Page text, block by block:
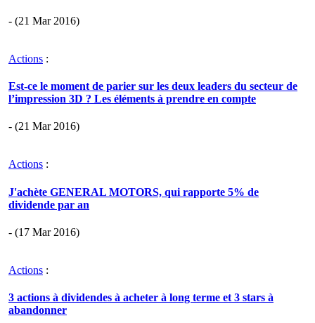
- (21 Mar 2016)
Actions :
Est-ce le moment de parier sur les deux leaders du secteur de
l’impression 3D ? Les éléments à prendre en compte
- (21 Mar 2016)
Actions :
J'achète GENERAL MOTORS, qui rapporte 5% de
dividende par an
- (17 Mar 2016)
Actions :
3 actions à dividendes à acheter à long terme et 3 stars à
abandonner